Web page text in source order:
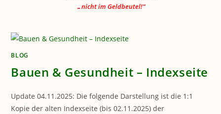
…nicht im Geldbeutel!“
BLOG
Bauen & Gesundheit – Indexseite
Update 04.11.2025: Die folgende Darstellung ist die 1:1
Kopie der alten Indexseite (bis 02.11.2025) der